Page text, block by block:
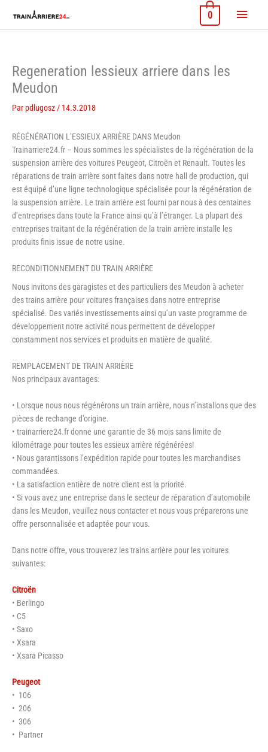
contenu
Menu
0
Regeneration lessieux arriere dans les
Meudon
Par pdlugosz / 14.3.2018
RÉGÉNÉRATION L’ESSIEUX ARRIÈRE DANS Meudon
Trainarriere24.fr – Nous sommes les spécialistes de la régénération de la
suspension arrière des voitures Peugeot, Citroën et Renault. Toutes les
réparations de train arrière sont faites dans notre hall de production, qui
est équipé d’une ligne technologique spécialisée pour la régénération de
la suspension arrière. Le train arrière est fourni par nous à des centaines
d’entreprises dans toute la France ainsi qu’à l’étranger. La plupart des
entreprises traitant de la régénération de la train arrière installe les
produits finis issue de notre usine.
RECONDITIONNEMENT DU TRAIN ARRIÈRE
Nous invitons des garagistes et des particuliers des Meudon à acheter
des trains arrière pour voitures françaises dans notre entreprise
spécialisé. Des variés investissements ainsi qu’un vaste programme de
développement notre activité nous permettent de développer
constamment nos services et produits en matière de qualité.
REMPLACEMENT DE TRAIN ARRIÈRE
Nos principaux avantages:
• Lorsque nous nous régénérons un train arrière, nous n’installons que des
pièces de rechange d’origine.
• trainarriere24.fr donne une garantie de 36 mois sans limite de
kilométrage pour toutes les essieux arrière régénérées!
• Nous garantissons l’expédition rapide pour toutes les marchandises
commandées.
• La satisfaction entière de notre client est la priorité.
• Si vous avez une entreprise dans le secteur de réparation d’automobile
dans les Meudon, veuillez nous contacter et nous vous préparerons une
offre personnalisée et adaptée pour vous.
Dans notre offre, vous trouverez les trains arrière pour les voitures
suivantes:
Citroën
• Berlingo
• C5
• Saxo
• Xsara
• Xsara Picasso
Peugeot
• 106
• 206
• 306
• Partner